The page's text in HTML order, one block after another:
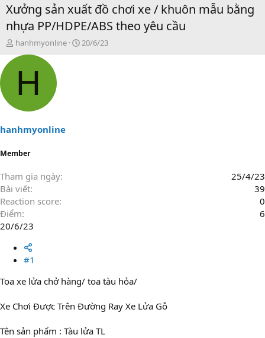
Xưởng sản xuất đồ chơi xe / khuôn mẫu bằng
nhựa PP/HDPE/ABS theo yêu cầu
T
h
e
d
s
a
e
hanhmyonline
N
g
20/6/23
H
hanhmyonline
Member
Tham gia ngày
25/4/23
Bài viết
39
Reaction score
0
Điểm
6
20/6/23
#1
Toa xe lửa chở hàng/ toa tàu hỏa/
Xe Chơi Được Trên Đường Ray Xe Lửa Gỗ
Tên sản phẩm : Tàu lửa TL